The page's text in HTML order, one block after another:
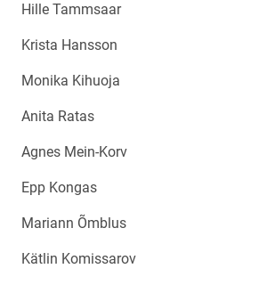
Hille Tammsaar
Krista Hansson
Monika Kihuoja
Anita Ratas
Agnes Mein-Korv
Epp Kongas
Mariann Õmblus
Kätlin Komissarov